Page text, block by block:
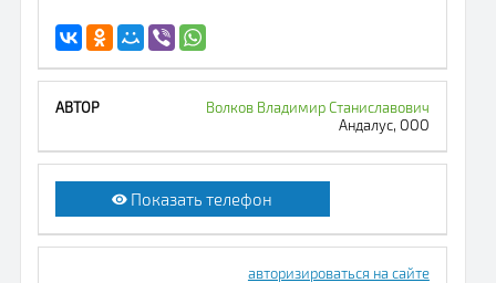
Волков Владимир Станиславович
Андалус, ООО
Показать телефон
авторизироваться на сайте